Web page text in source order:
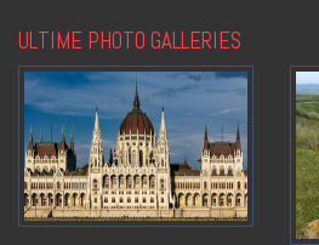
ULTIME PHOTO GALLERIES